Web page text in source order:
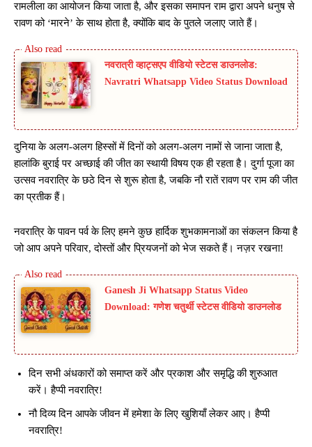
रामलीला का आयोजन किया जाता है, और इसका समापन राम द्वारा अपने धनुष से
रावण को ‘मारने’ के साथ होता है, क्योंकि बाद के पुतले जलाए जाते हैं।
नवरात्री व्हाट्सएप वीडियो स्टेटस डाउनलोड:
Navratri Whatsapp Video Status Download
दुनिया के अलग-अलग हिस्सों में दिनों को अलग-अलग नामों से जाना जाता है,
हालांकि बुराई पर अच्छाई की जीत का स्थायी विषय एक ही रहता है। दुर्गा पूजा का
उत्सव नवरात्रि के छठे दिन से शुरू होता है, जबकि नौ रातें रावण पर राम की जीत
का प्रतीक हैं।
नवरात्रि के पावन पर्व के लिए हमने कुछ हार्दिक शुभकामनाओं का संकलन किया है
जो आप अपने परिवार, दोस्तों और प्रियजनों को भेज सकते हैं। नज़र रखना!
Ganesh Ji Whatsapp Status Video
Download: गणेश चतुर्थी स्टेटस वीडियो डाउनलोड
दिन सभी अंधकारों को समाप्त करें और प्रकाश और समृद्धि की शुरुआत
करें। हैप्पी नवरात्रि!
नौ दिव्य दिन आपके जीवन में हमेशा के लिए खुशियाँ लेकर आए। हैप्पी
नवरात्रि!